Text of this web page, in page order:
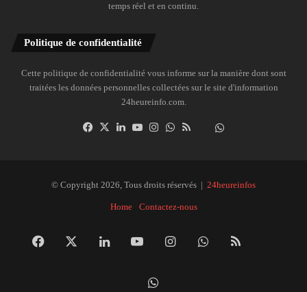
temps réel et en continu.
Politique de confidentialité
Cette politique de confidentialité vous informe sur la manière dont sont
traitées les données personnelles collectées sur le site d'information
24heureinfo.com.
Facebook
X LinkedinYouTubeInstagramWhatsAppDailymotion
© Copyright 2026, Tous droits réservés | 24heureinfos
Home Contactez-nous
Facebook LinkedinYouTubeInstagramWhatsApp
RSS